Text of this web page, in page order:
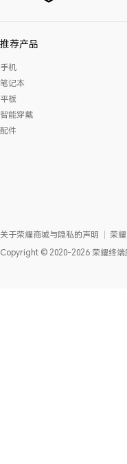
推荐产品
手机
笔记本
平板
智能穿戴
配件
关于荣耀商城与隐私的声明 荣
Copyright © 2020-2026 荣耀终端